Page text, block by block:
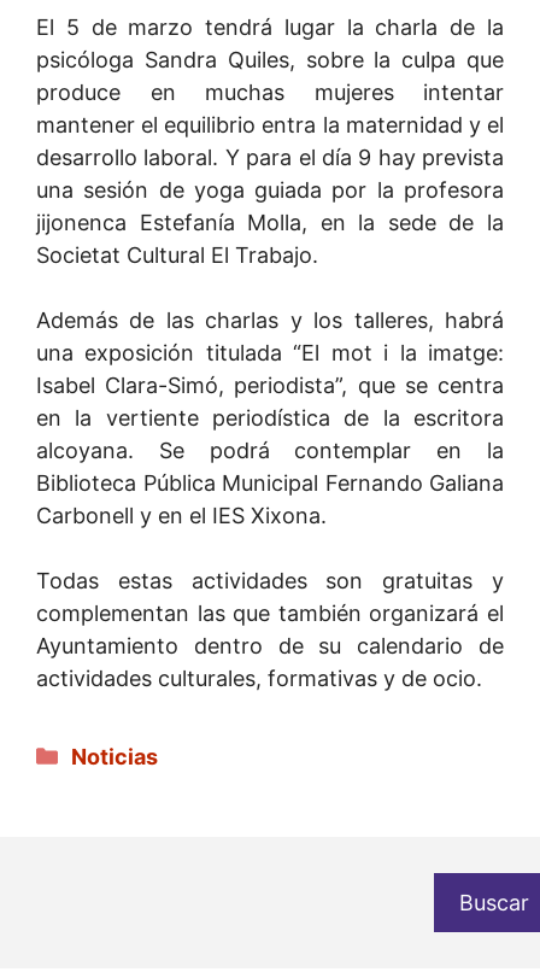
El 5 de marzo tendrá lugar la charla de la
psicóloga Sandra Quiles, sobre la culpa que
produce en muchas mujeres intentar
mantener el equilibrio entra la maternidad y el
desarrollo laboral. Y para el día 9 hay prevista
una sesión de yoga guiada por la profesora
jijonenca Estefanía Molla, en la sede de la
Societat Cultural El Trabajo.
Además de las charlas y los talleres, habrá
una exposición titulada “El mot i la imatge:
Isabel Clara-Simó, periodista”, que se centra
en la vertiente periodística de la escritora
alcoyana. Se podrá contemplar en la
Biblioteca Pública Municipal Fernando Galiana
Carbonell y en el IES Xixona.
Todas estas actividades son gratuitas y
complementan las que también organizará el
Ayuntamiento dentro de su calendario de
actividades culturales, formativas y de ocio.
Categorías
Noticias
Buscar